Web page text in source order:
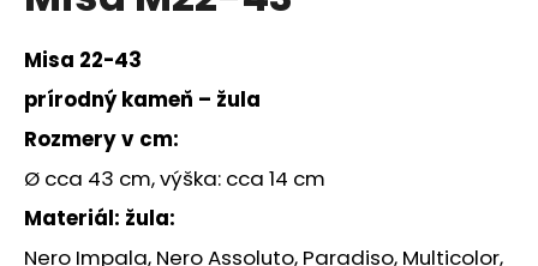
z
5
hviezdičiek.
Misa 22-43
prírodný kameň – žula
Rozmery v cm:
Ø cca 43 cm, výška: cca 14 cm
Materiál: žula:
Nero Impala, Nero Assoluto, Paradiso, Multicolor,
j
s
ť
?